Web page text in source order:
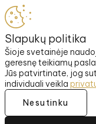
Slapukų politika
Šioje svetainėje
geresnę teikiamų
Jūs patvirtinate, jog
individuali veikla
Nesutinku